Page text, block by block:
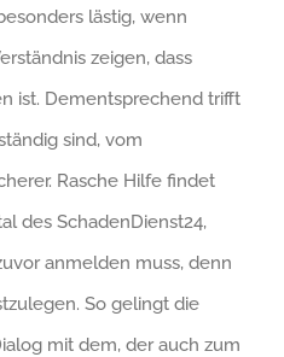
lästig, wenn
zeigen, dass
ist. Dementsprechend trifft
sind, vom
Rasche Hilfe findet
des SchadenDienst24,
anmelden muss, denn
So gelingt die
mit dem, der auch zum